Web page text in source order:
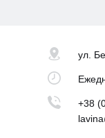
ул.
+38